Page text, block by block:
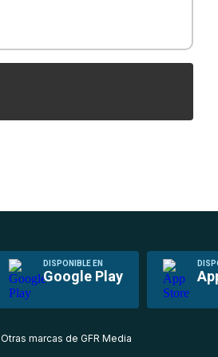
DISPONIBLE EN
Google Play
Otras marcas de GFR Media